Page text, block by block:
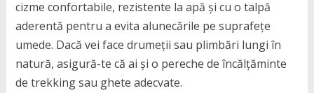
cizme confortabile, rezistente la apă și cu o talpă
aderentă pentru a evita alunecările pe suprafețe
umede. Dacă vei face drumeții sau plimbări lungi în
natură, asigură-te că ai și o pereche de încălțăminte
de trekking sau ghete adecvate.